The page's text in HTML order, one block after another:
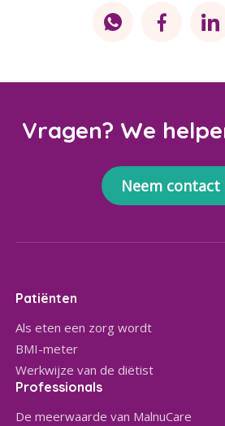
Vragen? We
Neem contact
Patiënten
Als eten een zorg wordt
BMI-meter
Werkwijze van de diëtist
Professionals
De meerwaarde van MalnuCare